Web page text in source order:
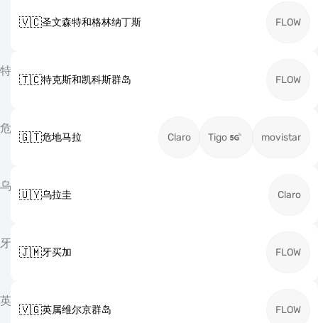
🇻🇨圣文森特和格林纳丁斯 FLOW
特
🇹🇨特克斯和凯科斯群岛 FLOW
危
🇬🇹危地马拉 Claro Tigo movistar
乌
🇺🇾乌拉圭 Claro
牙
🇯🇲牙买加 FLOW
英
🇻🇬英属维尔京群岛 FLOW